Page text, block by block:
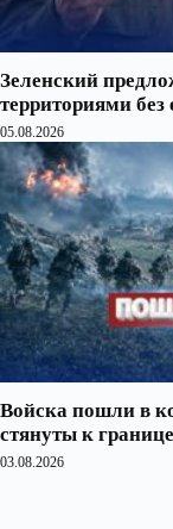
Зеленский
территориями без
05.08.2026
Войска пошли в
стянуты к границе
03.08.2026